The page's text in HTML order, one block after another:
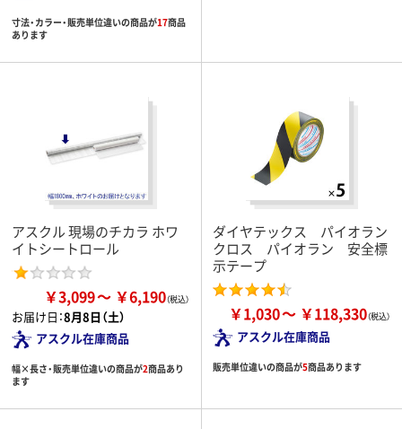
寸法・カラー・販売単位違いの商品が17商品
あります
アスクル 現場のチカラ ホワ
イトシートロール
￥3,099 ￥6,190
お届け日：8月8日（土）
アスクル在庫商品
幅×長さ・販売単位違いの商品が2商品あり
ます
ダイヤテックス パイオラン
クロス パイオラン 安全標
示テープ
￥1,030 ￥118,330
アスクル在庫商品
販売単位違いの商品が5商品あります